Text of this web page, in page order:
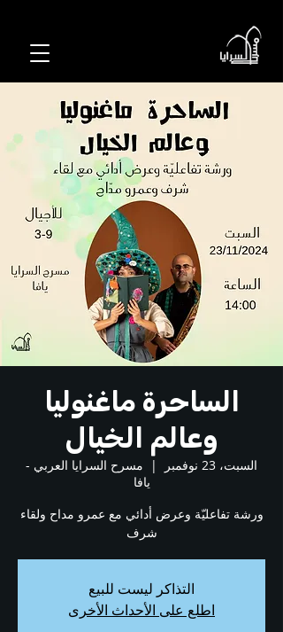
الساحرة ماغنوليا
وعالم الخيال
السبت، 23 نوفمبر
  |
مسرح السرايا العربي -
يافا
ورشة تفاعليّة وعرض أدائي مع عمرو مداح ولقاء
شرف
التذاكر ليست للبيع
اطلع على الأحداث الأخرى